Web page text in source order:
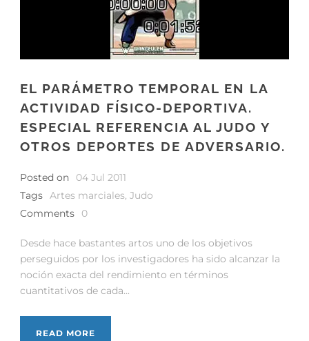
EL PARÁMETRO TEMPORAL EN LA
ACTIVIDAD FÍSICO-DEPORTIVA.
ESPECIAL REFERENCIA AL JUDO Y
OTROS DEPORTES DE ADVERSARIO.
Posted on
04 Jul 2011
Tags Artes marciales, Judo
Comments
0
Desde hace bastantes artos uno de los objetivos
perseguidos por los investigadores ha sido alcanzar la
noción exacta del rendimiento en términos
cuantitativos de cada...
READ MORE